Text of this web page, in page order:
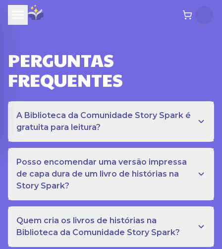
PERGUNTAS
FREQUENTES
A Biblioteca da Comunidade Story Spark é
gratuita para leitura?
Posso encomendar uma versão impressa
de capa dura de um livro de histórias na
Story Spark?
Quem cria os livros de histórias na
Biblioteca da Comunidade Story Spark?